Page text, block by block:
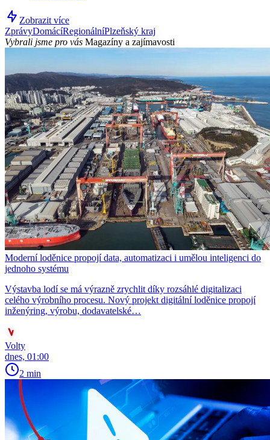
Zobrazit více
ZprávyDomácíRegionálníPlzeňský kraj
Vybrali jsme pro vás Magazíny a zajímavosti
Moderní loděnice propojí data, automatizaci i umělou inteligenci do
jednoho systému
Výstavba lodí se má výrazně zrychlit díky rozsáhlé digitalizaci
celého výrobního procesu. Nový projekt digitální loděnice propojí
inženýring, výrobu, dodavatelské…
Volty
dnes, 01:00
2 min